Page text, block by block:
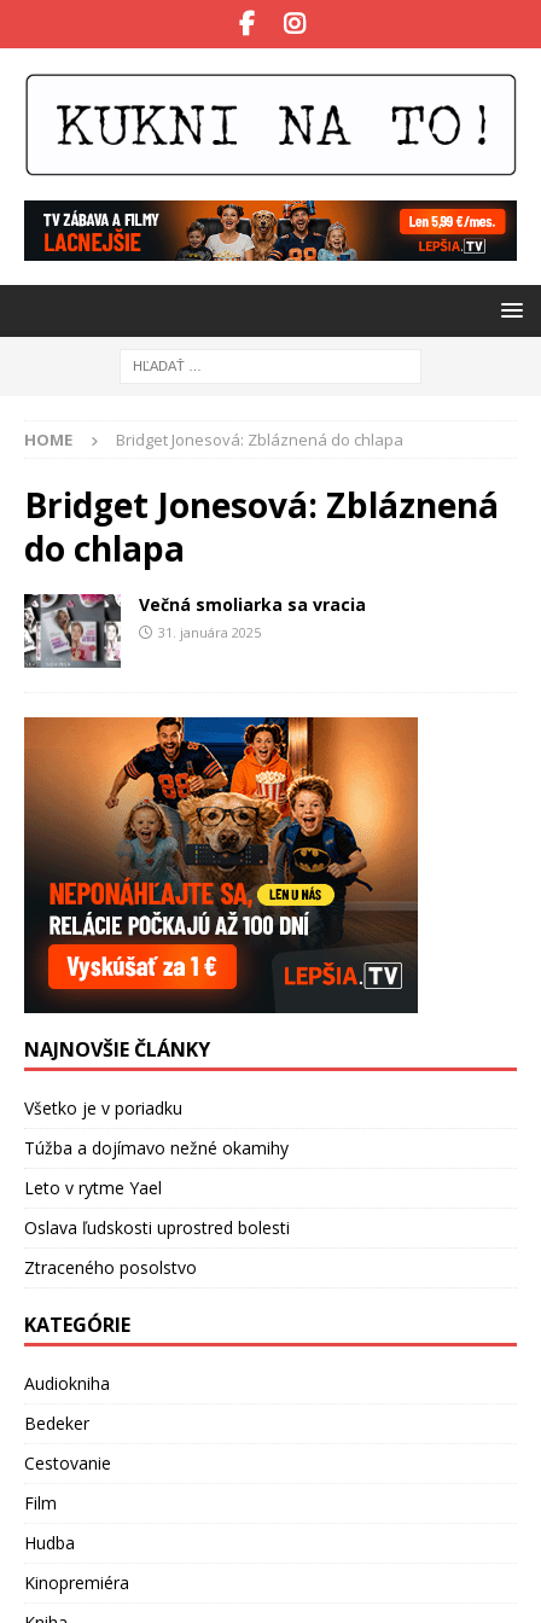
HOME Bridget Jonesová: Zbláznená do chlapa
Bridget Jonesová: Zbláznená
do chlapa
Večná smoliarka sa vracia
31. januára 2025
NAJNOVŠIE ČLÁNKY
Všetko je v poriadku
Túžba a dojímavo nežné okamihy
Leto v rytme Yael
Oslava ľudskosti uprostred bolesti
Ztraceného posolstvo
KATEGÓRIE
Audiokniha
Bedeker
Cestovanie
Film
Hudba
Kinopremiéra